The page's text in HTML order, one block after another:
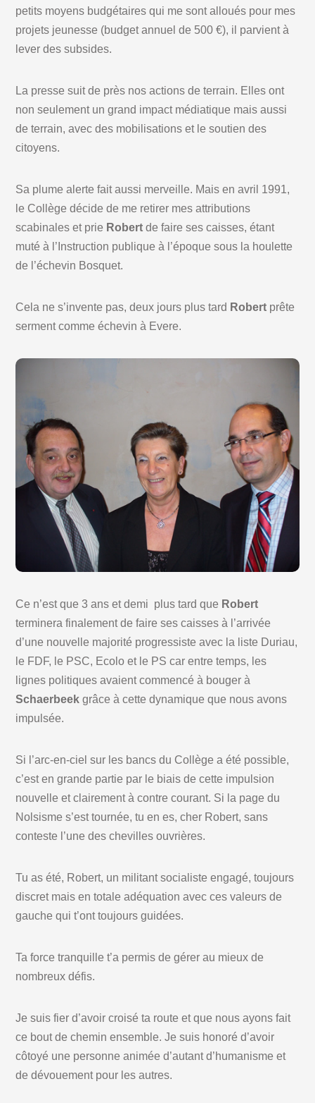
petits moyens budgétaires qui me sont alloués pour mes
projets jeunesse (budget annuel de 500 €), il parvient à
lever des subsides.
La presse suit de près nos actions de terrain. Elles ont
non seulement un grand impact médiatique mais aussi
de terrain, avec des mobilisations et le soutien des
citoyens.
Sa plume alerte fait aussi merveille. Mais en avril 1991,
le Collège décide de me retirer mes attributions
scabinales et prie Robert de faire ses caisses, étant
muté à l’Instruction publique à l’époque sous la houlette
de l’échevin Bosquet.
Cela ne s’invente pas, deux jours plus tard Robert prête
serment comme échevin à Evere.
Ce n’est que 3 ans et demi plus tard que Robert
terminera finalement de faire ses caisses à l’arrivée
d’une nouvelle majorité progressiste avec la liste Duriau,
le FDF, le PSC, Ecolo et le PS car entre temps, les
lignes politiques avaient commencé à bouger à
Schaerbeek grâce à cette dynamique que nous avons
impulsée.
Si l’arc-en-ciel sur les bancs du Collège a été possible,
c’est en grande partie par le biais de cette impulsion
nouvelle et clairement à contre courant. Si la page du
Nolsisme s’est tournée, tu en es, cher Robert, sans
conteste l’une des chevilles ouvrières.
Tu as été, Robert, un militant socialiste engagé, toujours
discret mais en totale adéquation avec ces valeurs de
gauche qui t’ont toujours guidées.
Ta force tranquille t’a permis de gérer au mieux de
nombreux défis.
Je suis fier d’avoir croisé ta route et que nous ayons fait
ce bout de chemin ensemble. Je suis honoré d’avoir
côtoyé une personne animée d’autant d’humanisme et
de dévouement pour les autres.